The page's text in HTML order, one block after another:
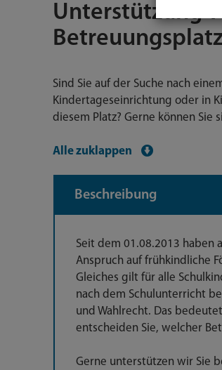
Unterstützung
Sind Sie auf der Suche nach
Kindertageseinrichtung oder in
diesem Platz? Gerne können Sie
Alle zuklappen
Beschreibung
Seit dem 01.08.2013 haben
Anspruch auf frühkindliche
Gleiches gilt für alle
nach dem Schulunterricht
und Wahlrecht. Das
entscheiden Sie, welcher
Gerne unterstützen wir Sie